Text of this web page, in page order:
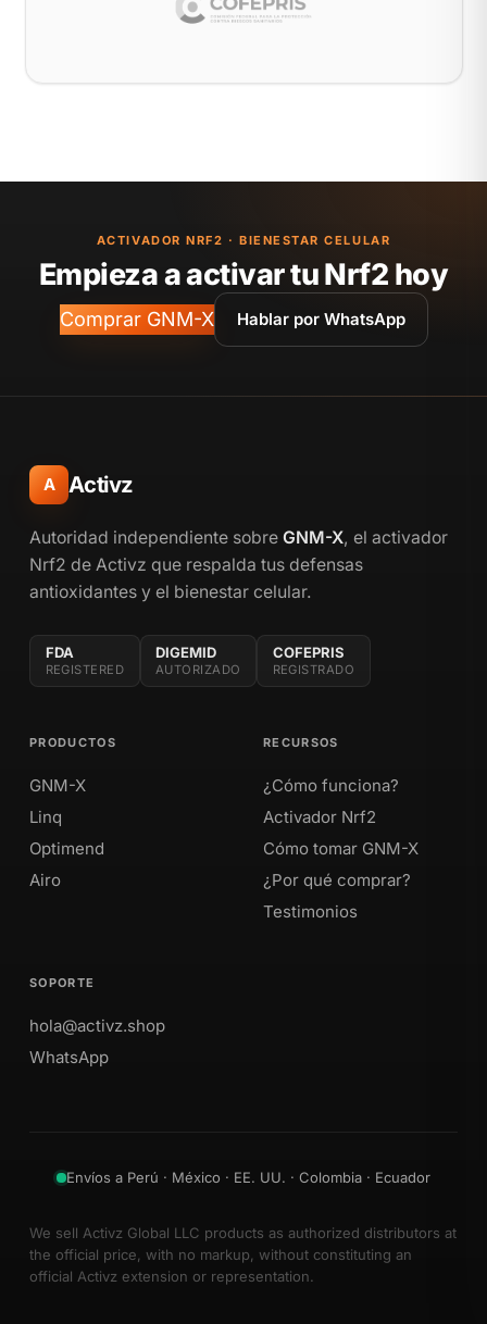
ACTIVADOR NRF2 · BIENESTAR CELULAR
Empieza a activar tu Nrf2 hoy
Comprar GNM-X Hablar por WhatsApp
A Activz
Autoridad independiente sobre GNM-X, el activador
Nrf2 de Activz que respalda tus defensas
antioxidantes y el bienestar celular.
FDA
REGISTERED
DIGEMID
AUTORIZADO
COFEPRIS
REGISTRADO
PRODUCTOS
GNM-X
Linq
Optimend
Airo
RECURSOS
¿Cómo funciona?
Activador Nrf2
Cómo tomar GNM-X
¿Por qué comprar?
Testimonios
SOPORTE
hola@activz.shop
WhatsApp
Envíos a Perú · México · EE. UU. · Colombia · Ecuador
We sell Activz Global LLC products as authorized distributors at
the official price, with no markup, without constituting an
official Activz extension or representation.